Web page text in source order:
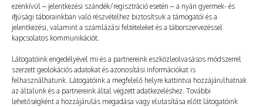
ezenkívül – jelentkezési szándék/regisztráció esetén – a nyári gyermek- és
ifjúsági táborainkban való részvételhez biztosítsuk a támogatói és a
jelentkezési, valamint a számlázási feltételeket és a táborszervezéssel
kapcsolatos kommunikációt.
Látogatóink engedélyével mi és a partnereink eszközleolvasásos módszerrel
szerzett geolokációs adatokat és azonosítási információkat is
felhasználhatunk. Látogatóink a megfelelő helyre kattintva hozzájárulhatnak
az általunk és a partnereink által végzett adatkezeléshez. További
lehetőségként a hozzájárulás megadása vagy elutasítása előtt látogatóink